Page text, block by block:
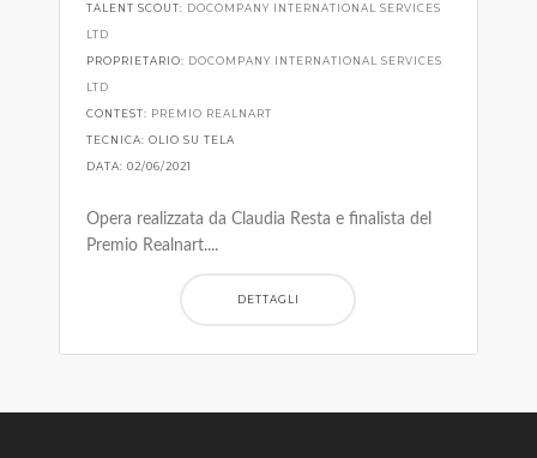
TALENT SCOUT: DOCOMPANY INTERNATIONAL SERVICES
LTD
PROPRIETARIO: DOCOMPANY INTERNATIONAL SERVICES
LTD
CONTEST: PREMIO REALNART
TECNICA: OLIO SU TELA
DATA: 02/06/2021
Opera realizzata da Claudia Resta e finalista del
Premio Realnart....
DETTAGLI